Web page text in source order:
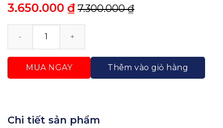
3.650.000 ₫ 7.300.000₫
Nệm Foam Hoạt Tính Trung Nguyên 1m8 x 2m số
MUA NGAY Thêm vào giỏ hàng
Chi tiết sản phẩm